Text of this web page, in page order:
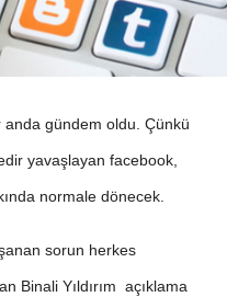
anda gündem oldu. Çünkü
yavaşlayan facebook,
normale dönecek.
sorun herkes
Binali Yıldırım açıklama